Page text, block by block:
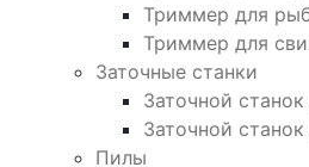
Триммер для
Триммер для
Заточные станки
Заточной
Заточной
Пилы